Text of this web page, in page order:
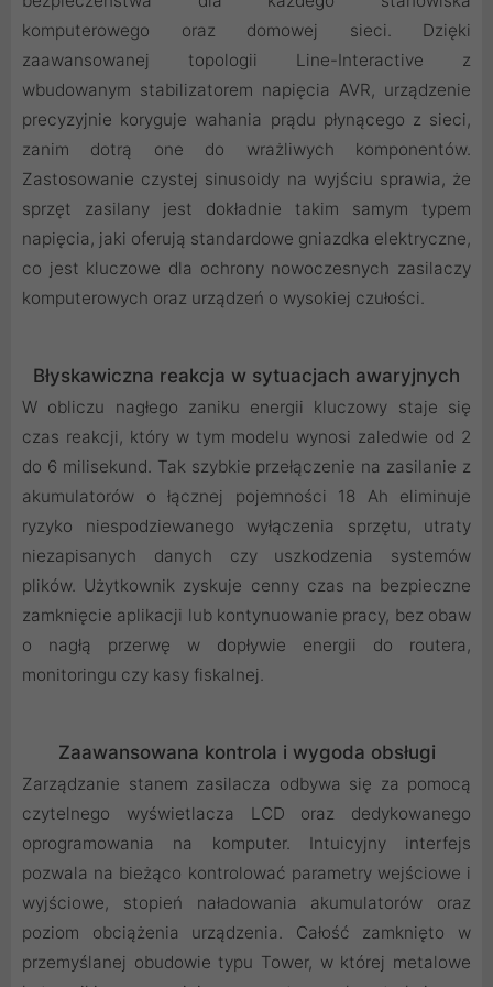
komputerowego oraz domowej sieci. Dzięki
zaawansowanej topologii Line-Interactive z
wbudowanym stabilizatorem napięcia AVR, urządzenie
precyzyjnie koryguje wahania prądu płynącego z sieci,
zanim dotrą one do wrażliwych komponentów.
Zastosowanie czystej sinusoidy na wyjściu sprawia, że
sprzęt zasilany jest dokładnie takim samym typem
napięcia, jaki oferują standardowe gniazdka elektryczne,
co jest kluczowe dla ochrony nowoczesnych zasilaczy
komputerowych oraz urządzeń o wysokiej czułości.
Błyskawiczna reakcja w sytuacjach awaryjnych
W obliczu nagłego zaniku energii kluczowy staje się
czas reakcji, który w tym modelu wynosi zaledwie od 2
do 6 milisekund. Tak szybkie przełączenie na zasilanie z
akumulatorów o łącznej pojemności 18 Ah eliminuje
ryzyko niespodziewanego wyłączenia sprzętu, utraty
niezapisanych danych czy uszkodzenia systemów
plików. Użytkownik zyskuje cenny czas na bezpieczne
zamknięcie aplikacji lub kontynuowanie pracy, bez obaw
o nagłą przerwę w dopływie energii do routera,
monitoringu czy kasy fiskalnej.
Zaawansowana kontrola i wygoda obsługi
Zarządzanie stanem zasilacza odbywa się za pomocą
czytelnego wyświetlacza LCD oraz dedykowanego
oprogramowania na komputer. Intuicyjny interfejs
pozwala na bieżąco kontrolować parametry wejściowe i
wyjściowe, stopień naładowania akumulatorów oraz
poziom obciążenia urządzenia. Całość zamknięto w
przemyślanej obudowie typu Tower, w której metalowe